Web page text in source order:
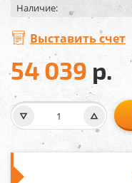
Наличие:
Выставить счет
54 039 р.